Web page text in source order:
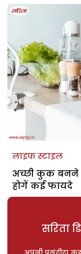
लाइफ स्टाइल
अच्छी कुक बनने
होगें कई फायदे
सरिता